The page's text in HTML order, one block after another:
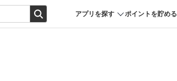
アプリを探す ポイントを貯める